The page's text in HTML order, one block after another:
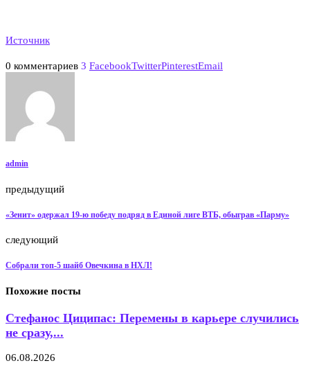
Источник
0 комментариев 3 FacebookTwitterPinterestEmail
admin
предыдущий
«Зенит» одержал 19-ю победу подряд в Единой лиге ВТБ, обыграв «Парму»
следующий
Собрали топ-5 шайб Овечкина в НХЛ!
Похожие посты
Стефанос Циципас: Перемены в карьере случились
не сразу,...
06.08.2026